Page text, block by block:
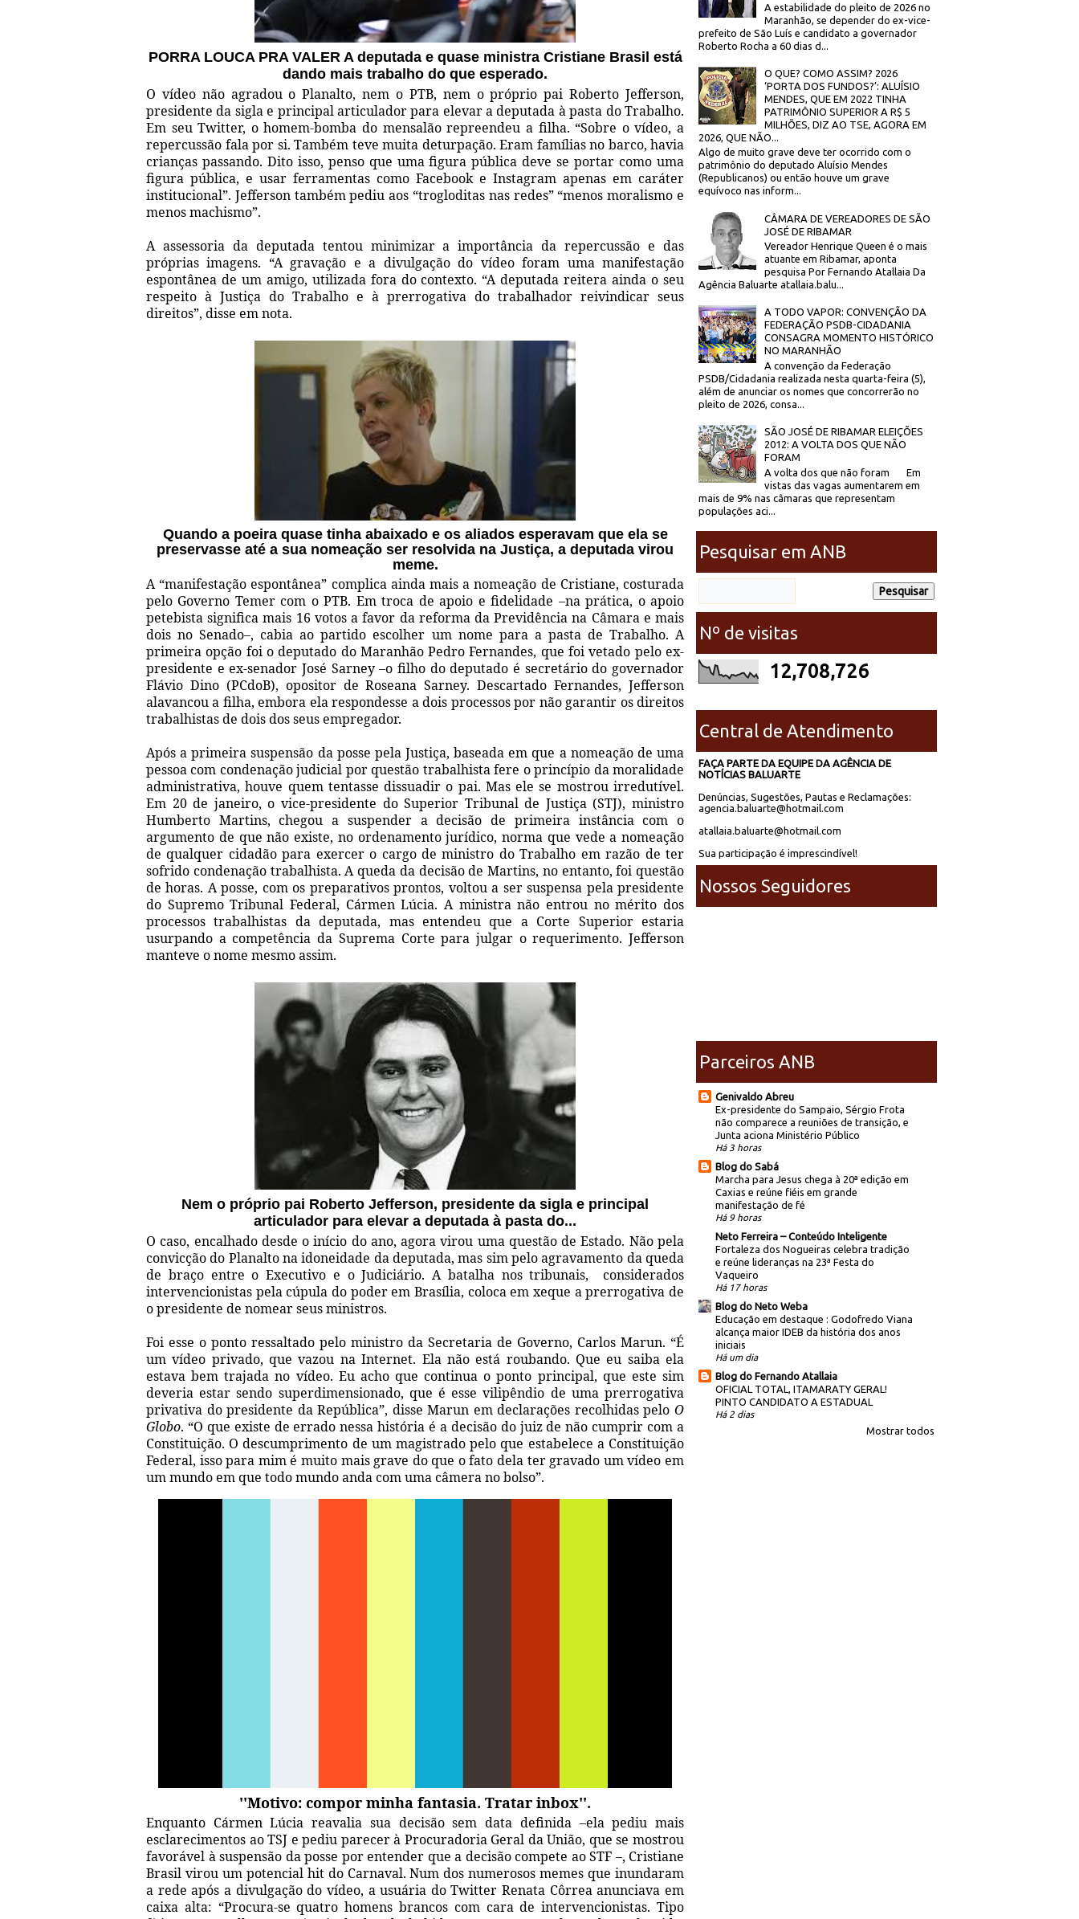
PORRA LOUCA PRA VALER A deputada e quase ministra Cristiane Brasil está
dando mais trabalho do que esperado.
O vídeo não agradou o Planalto, nem o PTB, nem o próprio pai Roberto Jefferson,
presidente da sigla e principal articulador para elevar a deputada à pasta do Trabalho.
Em seu Twitter, o homem-bomba do mensalão repreendeu a filha. “Sobre o vídeo, a
repercussão fala por si. Também teve muita deturpação. Eram famílias no barco, havia
crianças passando. Dito isso, penso que uma figura pública deve se portar como uma
figura pública, e usar ferramentas como Facebook e Instagram apenas em caráter
institucional”. Jefferson também pediu aos “trogloditas nas redes” “menos moralismo e
menos machismo”.
A assessoria da deputada tentou minimizar a importância da repercussão e das
próprias imagens. “A gravação e a divulgação do vídeo foram uma manifestação
espontânea de um amigo, utilizada fora do contexto. “A deputada reitera ainda o seu
respeito à Justiça do Trabalho e à prerrogativa do trabalhador reivindicar seus
direitos”, disse em nota.
Quando a poeira quase tinha abaixado e os aliados esperavam que ela se
preservasse até a sua nomeação ser resolvida na Justiça, a deputada virou
meme.
A “manifestação espontânea” complica ainda mais a nomeação de Cristiane, costurada
pelo Governo Temer com o PTB. Em troca de apoio e fidelidade –na prática, o apoio
petebista significa mais 16 votos a favor da reforma da Previdência na Câmara e mais
dois no Senado–, cabia ao partido escolher um nome para a pasta de Trabalho. A
primeira opção foi o deputado do Maranhão Pedro Fernandes, que foi vetado pelo ex-
presidente e ex-senador José Sarney –o filho do deputado é secretário do governador
Flávio Dino (PCdoB), opositor de Roseana Sarney. Descartado Fernandes, Jefferson
alavancou a filha, embora ela respondesse a dois processos por não garantir os direitos
trabalhistas de dois dos seus empregador.
Após a primeira suspensão da posse pela Justiça, baseada em que a nomeação de uma
pessoa com condenação judicial por questão trabalhista fere o princípio da moralidade
administrativa, houve quem tentasse dissuadir o pai. Mas ele se mostrou irredutível.
Em 20 de janeiro, o vice-presidente do Superior Tribunal de Justiça (STJ), ministro
Humberto Martins, chegou a suspender a decisão de primeira instância com o
argumento de que não existe, no ordenamento jurídico, norma que vede a nomeação
de qualquer cidadão para exercer o cargo de ministro do Trabalho em razão de ter
sofrido condenação trabalhista. A queda da decisão de Martins, no entanto, foi questão
de horas. A posse, com os preparativos prontos, voltou a ser suspensa pela presidente
do Supremo Tribunal Federal, Cármen Lúcia. A ministra não entrou no mérito dos
processos trabalhistas da deputada, mas entendeu que a Corte Superior estaria
usurpando a competência da Suprema Corte para julgar o requerimento. Jefferson
manteve o nome mesmo assim.
Nem o próprio pai Roberto Jefferson, presidente da sigla e principal
articulador para elevar a deputada à pasta do...
O caso, encalhado desde o início do ano, agora virou uma questão de Estado. Não pela
convicção do Planalto na idoneidade da deputada, mas sim pelo agravamento da queda
de braço entre o Executivo e o Judiciário. A batalha nos tribunais, considerados
intervencionistas pela cúpula do poder em Brasília, coloca em xeque a prerrogativa de
o presidente de nomear seus ministros.
Foi esse o ponto ressaltado pelo ministro da Secretaria de Governo, Carlos Marun. “É
um vídeo privado, que vazou na Internet. Ela não está roubando. Que eu saiba ela
estava bem trajada no vídeo. Eu acho que continua o ponto principal, que este sim
deveria estar sendo superdimensionado, que é esse vilipêndio de uma prerrogativa
privativa do presidente da República”, disse Marun em declarações recolhidas pelo O
Globo. “O que existe de errado nessa história é a decisão do juiz de não cumprir com a
Constituição. O descumprimento de um magistrado pelo que estabelece a Constituição
Federal, isso para mim é muito mais grave do que o fato dela ter gravado um vídeo em
um mundo em que todo mundo anda com uma câmera no bolso”.
''Motivo: compor minha fantasia. Tratar inbox''.
Enquanto Cármen Lúcia reavalia sua decisão sem data definida –ela pediu mais
esclarecimentos ao TSJ e pediu parecer à Procuradoria Geral da União, que se mostrou
favorável à suspensão da posse por entender que a decisão compete ao STF –, Cristiane
Brasil virou um potencial hit do Carnaval. Num dos numerosos memes que inundaram
a rede após a divulgação do vídeo, a usuária do Twitter Renata Côrrea anunciava em
caixa alta: “Procura-se quatro homens brancos com cara de intervencionistas. Tipo
A estabilidade do pleito de 2026 no
Maranhão, se depender do ex-vice-
prefeito de São Luís e candidato a governador
Roberto Rocha a 60 dias d...
O QUE? COMO ASSIM? 2026
‘PORTA DOS FUNDOS?’: ALUÍSIO
MENDES, QUE EM 2022 TINHA
PATRIMÔNIO SUPERIOR A R$ 5
MILHÕES, DIZ AO TSE, AGORA EM
2026, QUE NÃO...
Algo de muito grave deve ter ocorrido com o
patrimônio do deputado Aluísio Mendes
(Republicanos) ou então houve um grave
equívoco nas inform...
CÂMARA DE VEREADORES DE SÃO
JOSÉ DE RIBAMAR
Vereador Henrique Queen é o mais
atuante em Ribamar, aponta
pesquisa Por Fernando Atallaia Da
Agência Baluarte atallaia.balu...
A TODO VAPOR: CONVENÇÃO DA
FEDERAÇÃO PSDB-CIDADANIA
CONSAGRA MOMENTO HISTÓRICO
NO MARANHÃO
A convenção da Federação
PSDB/Cidadania realizada nesta quarta-feira (5),
além de anunciar os nomes que concorrerão no
pleito de 2026, consa...
SÃO JOSÉ DE RIBAMAR ELEIÇÕES
2012: A VOLTA DOS QUE NÃO
FORAM
A volta dos que não foram Em
vistas das vagas aumentarem em
mais de 9% nas câmaras que representam
populações aci...
Pesquisar em ANB
Nº de visitas
12,708,726
Central de Atendimento
FAÇA PARTE DA EQUIPE DA AGÊNCIA DE
NOTÍCIAS BALUARTE
Denúncias, Sugestões, Pautas e Reclamações:
agencia.baluarte@hotmail.com
atallaia.baluarte@hotmail.com
Sua participação é imprescindível!
Nossos Seguidores
Parceiros ANB
Genivaldo Abreu
Ex-presidente do Sampaio, Sérgio Frota
não comparece a reuniões de transição, e
Junta aciona Ministério Público
Há 3 horas
Blog do Sabá
Marcha para Jesus chega à 20ª edição em
Caxias e reúne fiéis em grande
manifestação de fé
Há 9 horas
Neto Ferreira – Conteúdo Inteligente
Fortaleza dos Nogueiras celebra tradição
e reúne lideranças na 23ª Festa do
Vaqueiro
Há 17 horas
Blog do Neto Weba
Educação em destaque : Godofredo Viana
alcança maior IDEB da história dos anos
iniciais
Há um dia
Blog do Fernando Atallaia
OFICIAL TOTAL, ITAMARATY GERAL!
PINTO CANDIDATO A ESTADUAL
Há 2 dias
Mostrar todos